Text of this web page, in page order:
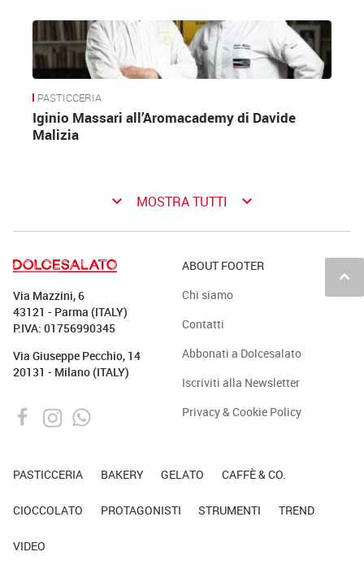
PASTICCERIA
Iginio Massari all’Aromacademy di Davide
Malizia
keyboard_arrow_down MOSTRA TUTTI keyboard_arrow_down
keyboard_arrow_up
Via Mazzini, 6
43121 - Parma (ITALY)
P.IVA: 01756990345
Via Giuseppe Pecchio, 14
20131 - Milano (ITALY)
ABOUT FOOTER
Chi siamo
Contatti
Abbonati a Dolcesalato
Iscriviti alla Newsletter
Privacy & Cookie Policy
PASTICCERIA BAKERY GELATO CAFFÈ & CO.
CIOCCOLATO PROTAGONISTI STRUMENTI TREND
VIDEO